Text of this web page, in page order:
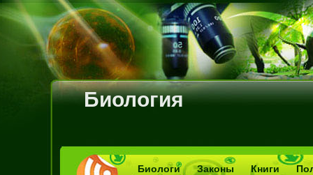
Биология
Биологи Законы Книги